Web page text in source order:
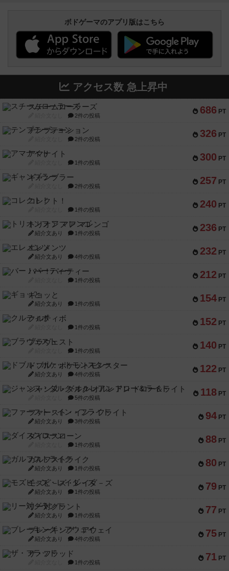
ボドゲーマのアプリ版はこちら
アクセス数 急上昇中
686 PT
スチームローラーズ
2件の投稿
326 PT
テンプテーション
2件の投稿
300 PT
アマナイト
1件の投稿
257 PT
ギャンブラー
2件の投稿
240 PT
コレクト！
1件の投稿
236 PT
トリオンフ ア マレンゴ
紹介文あり 1件の投稿
232 PT
エレメンツ
紹介文あり 4件の投稿
212 PT
バー！パーティー
1件の投稿
154 PT
ギョッと
紹介文あり 1件の投稿
152 PT
クルティボ
1件の投稿
140 PT
ブラヴェスト
1件の投稿
122 PT
ドブル：ポケットモンスター
紹介文あり 4件の投稿
118 PT
ジャンヌ・ダルク-オルレアン ドロー＆ライト
5件の投稿
94 PT
ファースト・イン・フライト
紹介文あり 3件の投稿
88 PT
ダイススローン
1件の投稿
80 PT
ガルフストライク
紹介文あり 1件の投稿
79 PT
モズビ－ズ・レイダ－ズ
紹介文あり 1件の投稿
77 PT
リー対グラント
紹介文あり 1件の投稿
75 PT
ブレーキング・アウェイ
紹介文あり 4件の投稿
71 PT
ザ・フラッド
1件の投稿